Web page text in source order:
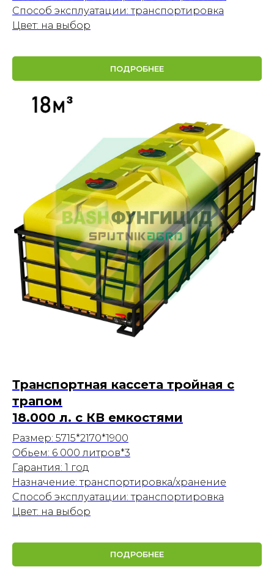
Способ эксплуатации: транспортировка
Цвет: на выбор
ПОДРОБНЕЕ
Транспортная кассета тройная с
трапом
18.000 л. с КВ емкостями
Размер: 5715*2170*1900
Обьем: 6 000 литров*3
Гарантия: 1 год
Назначение: транспортировка/хранение
Способ эксплуатации: транспортировка
Цвет: на выбор
ПОДРОБНЕЕ